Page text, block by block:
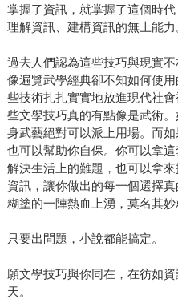
掌握了資訊，就掌握了這個時
理解資訊、建構資訊的無上能力
過去人們認為這些技巧與現實
像遍覽武學經典卻不知如何使
些技術扎扎實實地放進現代社
些文學技巧真的有點像是武術
身武藝絕對可以派上用場。而
也可以幫助你自保。你可以拿
解決生活上的難題，也可以拿
資訊，讓你做出的每一個選擇
糊塗的一陣熱血上湧，莫名其妙
只要出問題，小說都能搞定。
願文學技巧與你同在，在彷如
天。